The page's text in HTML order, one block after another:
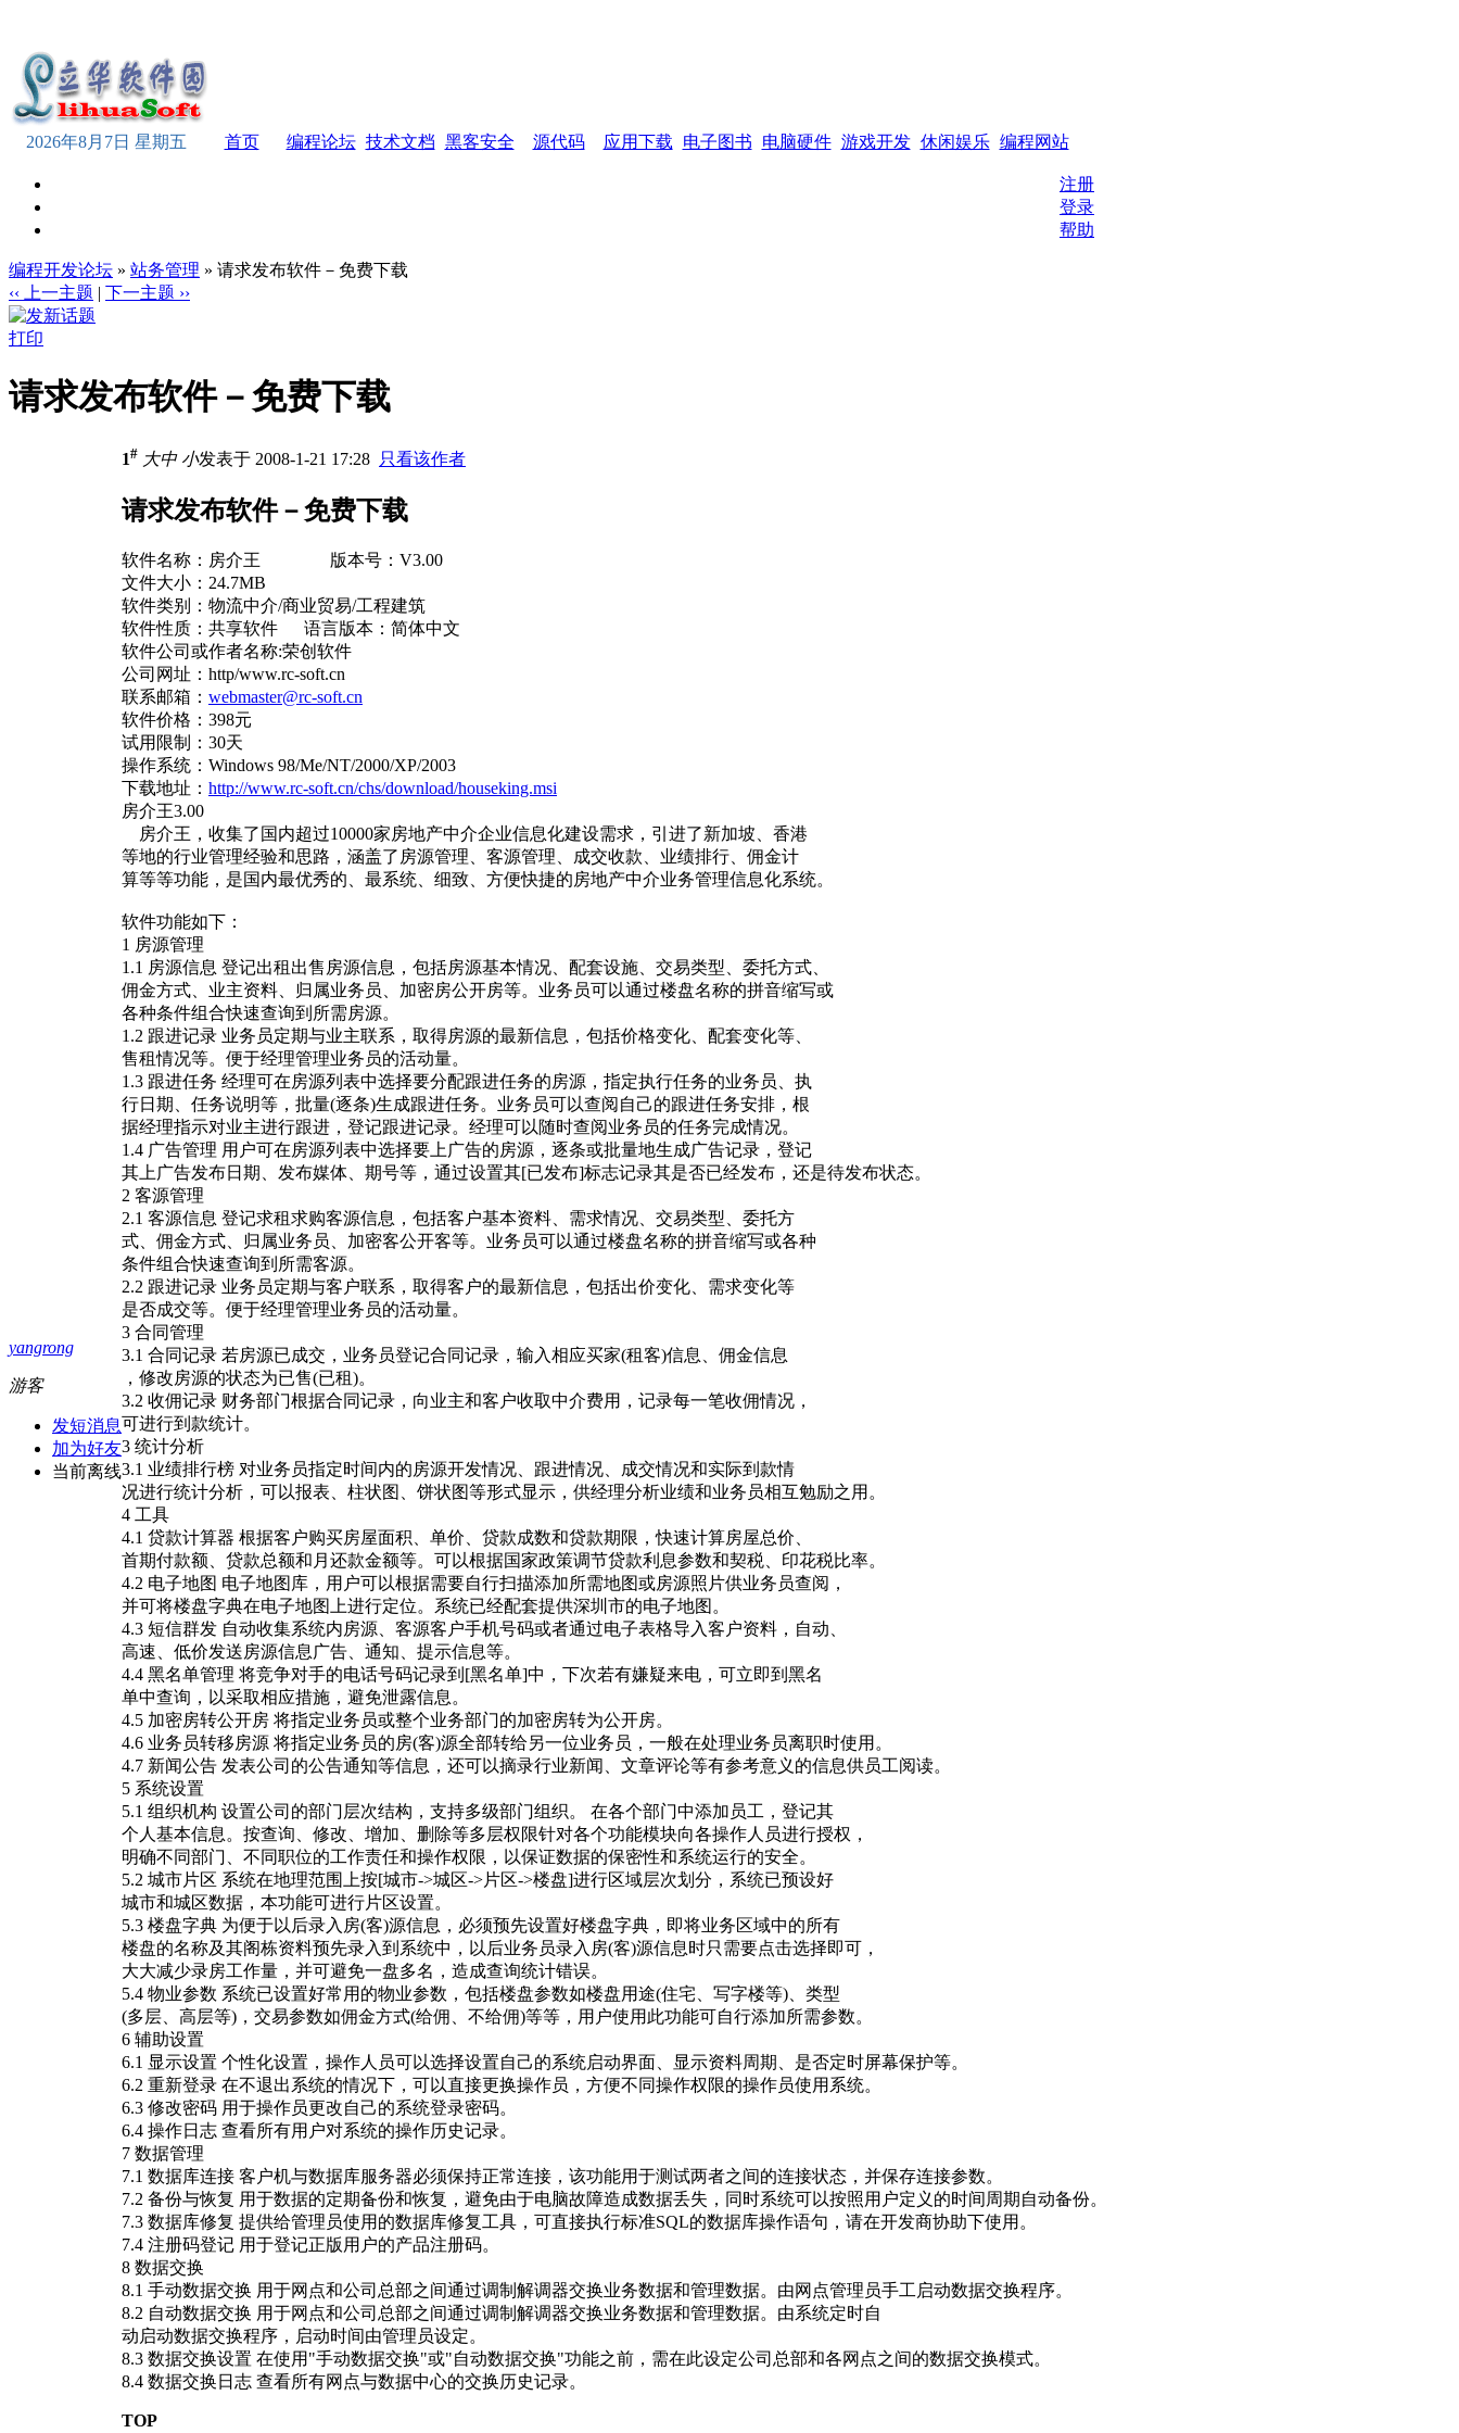
2026年8月7日 星期五 首页 编程论坛 技术文档 黑客安全 源代码 应用下载 电子图书 电脑硬件 游戏开发 休闲娱乐 编程网站
注册
登录
帮助
编程开发论坛 » 站务管理 » 请求发布软件－免费下载
‹‹ 上一主题 | 下一主题 ››
打印
请求发布软件－免费下载
yangrong
游客
发短消息
加为好友
当前离线
1# 大中 小发表于 2008-1-21 17:28 只看该作者
请求发布软件－免费下载
软件名称：房介王 版本号：V3.00
文件大小：24.7MB
软件类别：物流中介/商业贸易/工程建筑
软件性质：共享软件 语言版本：简体中文
软件公司或作者名称:荣创软件
公司网址：http/www.rc-soft.cn
联系邮箱： webmaster@rc-soft.cn
软件价格：398元
试用限制：30天
操作系统：Windows 98/Me/NT/2000/XP/2003
下载地址： http://www.rc-soft.cn/chs/download/houseking.msi
房介王3.00
房介王，收集了国内超过10000家房地产中介企业信息化建设需求，引进了新加坡、香港
等地的行业管理经验和思路，涵盖了房源管理、客源管理、成交收款、业绩排行、佣金计
算等等功能，是国内最优秀的、最系统、细致、方便快捷的房地产中介业务管理信息化系统。
软件功能如下：
1 房源管理
1.1 房源信息 登记出租出售房源信息，包括房源基本情况、配套设施、交易类型、委托方式、
佣金方式、业主资料、归属业务员、加密房公开房等。业务员可以通过楼盘名称的拼音缩写或
各种条件组合快速查询到所需房源。
1.2 跟进记录 业务员定期与业主联系，取得房源的最新信息，包括价格变化、配套变化等、
售租情况等。便于经理管理业务员的活动量。
1.3 跟进任务 经理可在房源列表中选择要分配跟进任务的房源，指定执行任务的业务员、执
行日期、任务说明等，批量(逐条)生成跟进任务。业务员可以查阅自己的跟进任务安排，根
据经理指示对业主进行跟进，登记跟进记录。经理可以随时查阅业务员的任务完成情况。
1.4 广告管理 用户可在房源列表中选择要上广告的房源，逐条或批量地生成广告记录，登记
其上广告发布日期、发布媒体、期号等，通过设置其[已发布]标志记录其是否已经发布，还是待发布状态。
2 客源管理
2.1 客源信息 登记求租求购客源信息，包括客户基本资料、需求情况、交易类型、委托方
式、佣金方式、归属业务员、加密客公开客等。业务员可以通过楼盘名称的拼音缩写或各种
条件组合快速查询到所需客源。
2.2 跟进记录 业务员定期与客户联系，取得客户的最新信息，包括出价变化、需求变化等
是否成交等。便于经理管理业务员的活动量。
3 合同管理
3.1 合同记录 若房源已成交，业务员登记合同记录，输入相应买家(租客)信息、佣金信息
，修改房源的状态为已售(已租)。
3.2 收佣记录 财务部门根据合同记录，向业主和客户收取中介费用，记录每一笔收佣情况，
可进行到款统计。
3 统计分析
3.1 业绩排行榜 对业务员指定时间内的房源开发情况、跟进情况、成交情况和实际到款情
况进行统计分析，可以报表、柱状图、饼状图等形式显示，供经理分析业绩和业务员相互勉励之用。
4 工具
4.1 贷款计算器 根据客户购买房屋面积、单价、贷款成数和贷款期限，快速计算房屋总价、
首期付款额、贷款总额和月还款金额等。可以根据国家政策调节贷款利息参数和契税、印花税比率。
4.2 电子地图 电子地图库，用户可以根据需要自行扫描添加所需地图或房源照片供业务员查阅，
并可将楼盘字典在电子地图上进行定位。系统已经配套提供深圳市的电子地图。
4.3 短信群发 自动收集系统内房源、客源客户手机号码或者通过电子表格导入客户资料，自动、
高速、低价发送房源信息广告、通知、提示信息等。
4.4 黑名单管理 将竞争对手的电话号码记录到[黑名单]中，下次若有嫌疑来电，可立即到黑名
单中查询，以采取相应措施，避免泄露信息。
4.5 加密房转公开房 将指定业务员或整个业务部门的加密房转为公开房。
4.6 业务员转移房源 将指定业务员的房(客)源全部转给另一位业务员，一般在处理业务员离职时使用。
4.7 新闻公告 发表公司的公告通知等信息，还可以摘录行业新闻、文章评论等有参考意义的信息供员工阅读。
5 系统设置
5.1 组织机构 设置公司的部门层次结构，支持多级部门组织。 在各个部门中添加员工，登记其
个人基本信息。按查询、修改、增加、删除等多层权限针对各个功能模块向各操作人员进行授权，
明确不同部门、不同职位的工作责任和操作权限，以保证数据的保密性和系统运行的安全。
5.2 城市片区 系统在地理范围上按[城市->城区->片区->楼盘]进行区域层次划分，系统已预设好
城市和城区数据，本功能可进行片区设置。
5.3 楼盘字典 为便于以后录入房(客)源信息，必须预先设置好楼盘字典，即将业务区域中的所有
楼盘的名称及其阁栋资料预先录入到系统中，以后业务员录入房(客)源信息时只需要点击选择即可，
大大减少录房工作量，并可避免一盘多名，造成查询统计错误。
5.4 物业参数 系统已设置好常用的物业参数，包括楼盘参数如楼盘用途(住宅、写字楼等)、类型
(多层、高层等)，交易参数如佣金方式(给佣、不给佣)等等，用户使用此功能可自行添加所需参数。
6 辅助设置
6.1 显示设置 个性化设置，操作人员可以选择设置自己的系统启动界面、显示资料周期、是否定时屏幕保护等。
6.2 重新登录 在不退出系统的情况下，可以直接更换操作员，方便不同操作权限的操作员使用系统。
6.3 修改密码 用于操作员更改自己的系统登录密码。
6.4 操作日志 查看所有用户对系统的操作历史记录。
7 数据管理
7.1 数据库连接 客户机与数据库服务器必须保持正常连接，该功能用于测试两者之间的连接状态，并保存连接参数。
7.2 备份与恢复 用于数据的定期备份和恢复，避免由于电脑故障造成数据丢失，同时系统可以按照用户定义的时间周期自动备份。
7.3 数据库修复 提供给管理员使用的数据库修复工具，可直接执行标准SQL的数据库操作语句，请在开发商协助下使用。
7.4 注册码登记 用于登记正版用户的产品注册码。
8 数据交换
8.1 手动数据交换 用于网点和公司总部之间通过调制解调器交换业务数据和管理数据。由网点管理员手工启动数据交换程序。
8.2 自动数据交换 用于网点和公司总部之间通过调制解调器交换业务数据和管理数据。由系统定时自
动启动数据交换程序，启动时间由管理员设定。
8.3 数据交换设置 在使用"手动数据交换"或"自动数据交换"功能之前，需在此设定公司总部和各网点之间的数据交换模式。
8.4 数据交换日志 查看所有网点与数据中心的交换历史记录。
TOP